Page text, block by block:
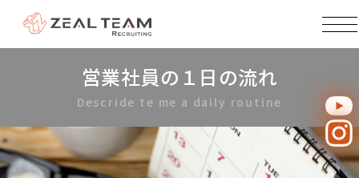
営業社員の１日の流れ
Descride te me a daily routine